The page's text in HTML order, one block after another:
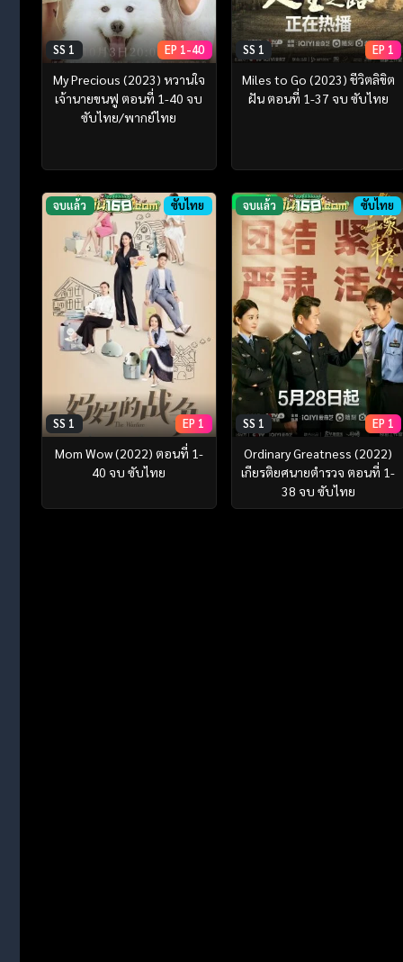
SS 1 EP 1-40
My Precious (2023) หวานใจ
เจ้านายขนฟู ตอนที่ 1-40 จบ
ซับไทย/พากย์ไทย
SS 1 EP 1
Miles to Go (2023) ชีวิตลิขิต
ฝัน ตอนที่ 1-37 จบ ซับไทย
จบแล้ว ซับไทย
SS 1 EP 1
Mom Wow (2022) ตอนที่ 1-
40 จบ ซับไทย
จบแล้ว ซับไทย
SS 1 EP 1
Ordinary Greatness (2022)
เกียรติยศนายตำรวจ ตอนที่ 1-
38 จบ ซับไทย